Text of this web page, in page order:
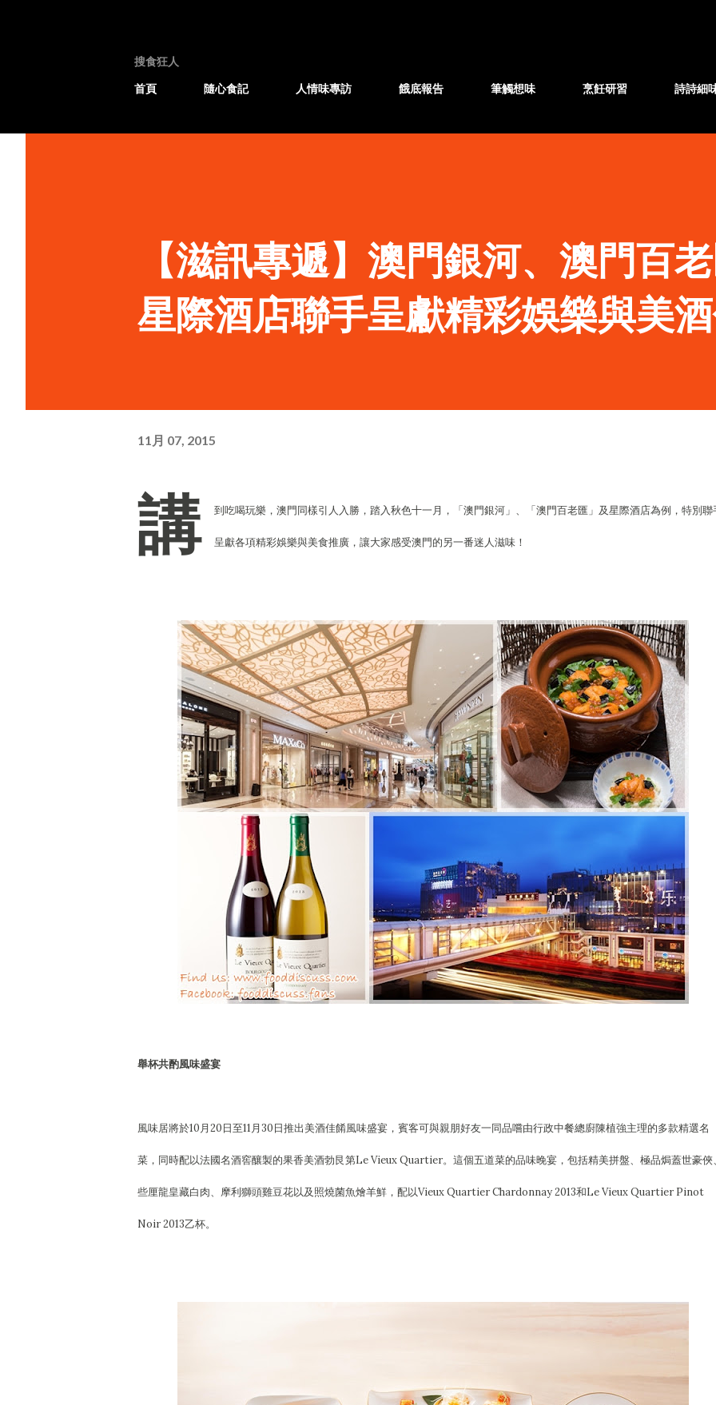
搜食狂人
首頁
隨心食記 人情味專訪 餓底報告 筆觸想味 烹飪研習 詩詩細
【滋訊專遞】澳門銀河、澳門百
星際酒店聯手呈獻精彩娛樂與美
11月 07, 2015
講 到吃喝玩樂，澳門同樣引人入勝，踏入秋色十一月，「澳門銀河」、「澳門百老匯」及星際酒店為例，特別聯
呈獻各項精彩娛樂與美食推廣，讓大家感受澳門的另一番迷人滋味！
舉杯共酌風味盛宴
風味居將於10月20日至11月30日推出美酒佳餚風味盛宴，賓客可與親朋好友一同品嚐由行政中餐總廚陳植強主理的多款精選名
菜，同時配以法國名酒窖釀製的果香美酒勃艮第Le Vieux Quartier。這個五道菜的品味晚宴，包括精美拼盤、極品焗蓋世豪俠
些厘龍皇藏白肉、摩利獅頭雞豆花以及照燒菌魚燴羊鮮，配以Vieux Quartier Chardonnay 2013和Le Vieux Quartier Pinot
Noir 2013乙杯。